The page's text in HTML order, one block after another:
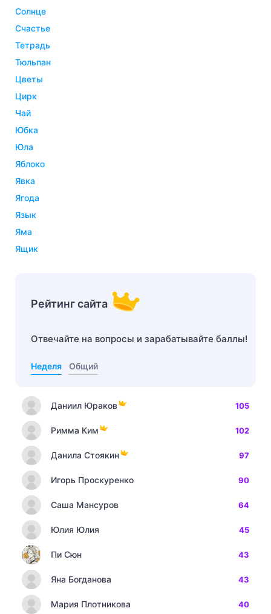
солнце
счастье
тетрадь
тюльпан
цветы
цирк
чай
юбка
юла
яблоко
явка
ягода
язык
яма
ящик
Рейтинг сайта
Отвечайте на вопросы и зарабатывайте баллы!
Неделя Общий
Даниил Юраков 105
Римма Ким 102
Данила Стоякин 97
Игорь Проскуренко 90
Саша Мансуров 64
Юлия Юлия 45
Пи Сюн 43
Яна Богданова 43
Мария Плотникова 40